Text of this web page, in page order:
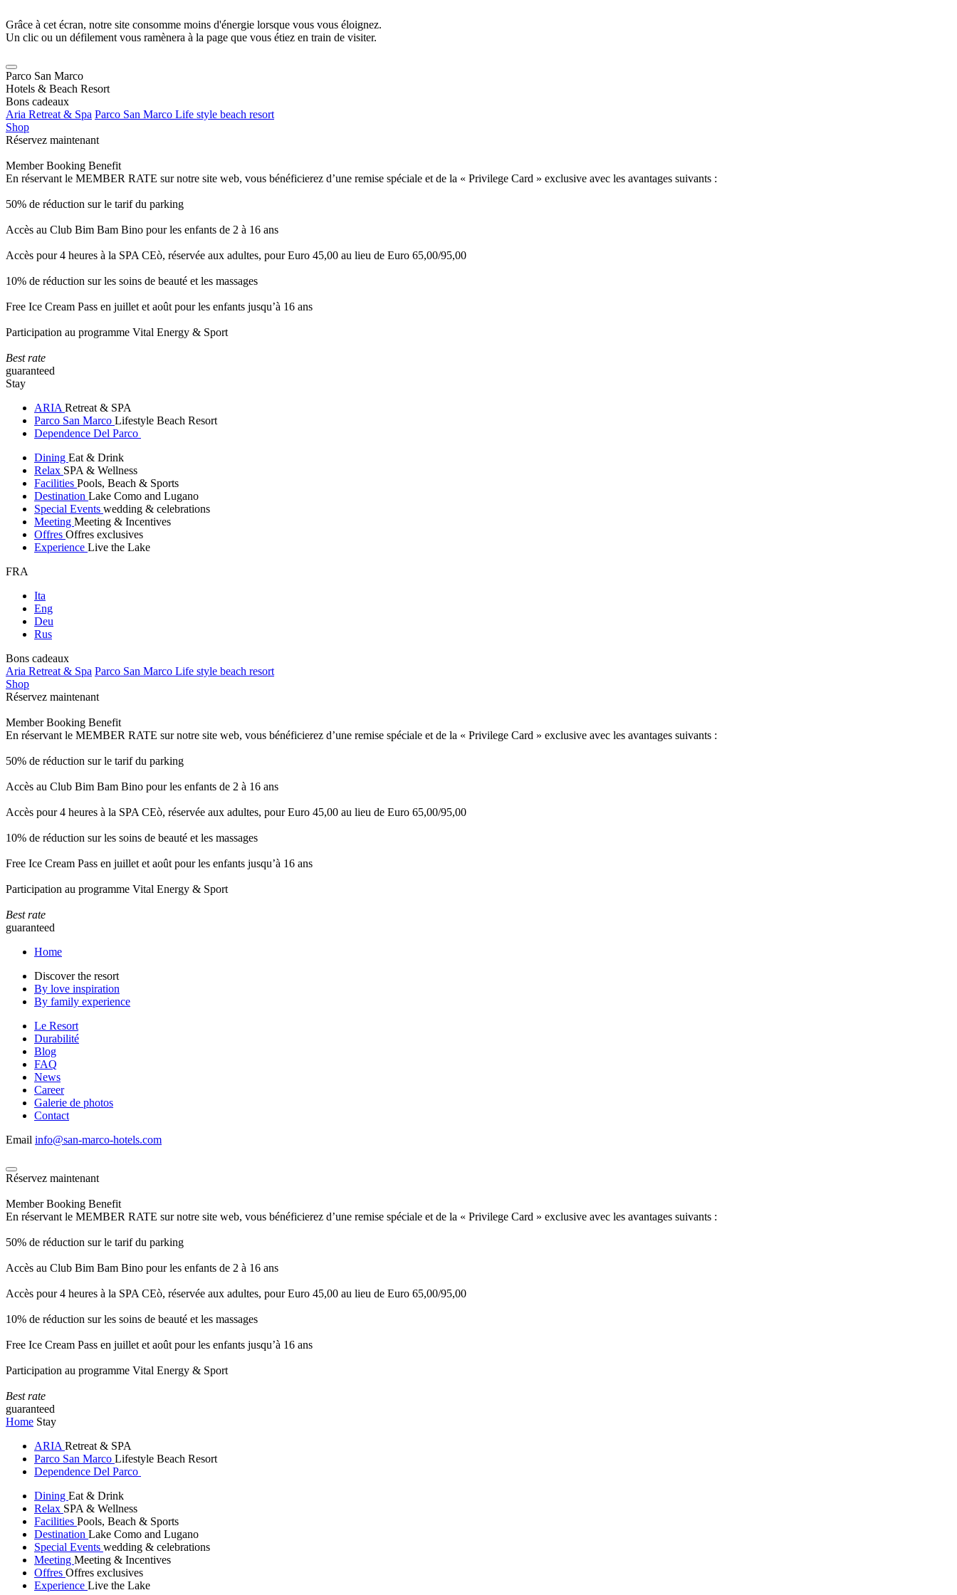
Grâce à cet écran, notre site consomme moins d'énergie lorsque vous vous éloignez.
Un clic ou un défilement vous ramènera à la page que vous étiez en train de visiter.
Parco San Marco
Hotels & Beach Resort
Bons cadeaux
Aria Retreat & Spa Parco San Marco Life style beach resort
Shop
Réservez maintenant
Member Booking Benefit
En réservant le MEMBER RATE sur notre site web, vous bénéficierez d’une remise spéciale et de la « Privilege Card » exclusive avec les avantages suivants :
50% de réduction sur le tarif du parking
Accès au Club Bim Bam Bino pour les enfants de 2 à 16 ans
Accès pour 4 heures à la SPA CEò, réservée aux adultes, pour Euro 45,00 au lieu de Euro 65,00/95,00
10% de réduction sur les soins de beauté et les massages
Free Ice Cream Pass en juillet et août pour les enfants jusqu’à 16 ans
Participation au programme Vital Energy & Sport
Best rate
guaranteed
Stay
ARIA Retreat & SPA
Parco San Marco Lifestyle Beach Resort
Dependence Del Parco
Dining Eat & Drink
Relax SPA & Wellness
Facilities Pools, Beach & Sports
Destination Lake Como and Lugano
Special Events wedding & celebrations
Meeting Meeting & Incentives
Offres Offres exclusives
Experience Live the Lake
FRA
Ita
Eng
Deu
Rus
Bons cadeaux
Aria Retreat & Spa Parco San Marco Life style beach resort
Shop
Réservez maintenant
Member Booking Benefit
En réservant le MEMBER RATE sur notre site web, vous bénéficierez d’une remise spéciale et de la « Privilege Card » exclusive avec les avantages suivants :
50% de réduction sur le tarif du parking
Accès au Club Bim Bam Bino pour les enfants de 2 à 16 ans
Accès pour 4 heures à la SPA CEò, réservée aux adultes, pour Euro 45,00 au lieu de Euro 65,00/95,00
10% de réduction sur les soins de beauté et les massages
Free Ice Cream Pass en juillet et août pour les enfants jusqu’à 16 ans
Participation au programme Vital Energy & Sport
Best rate
guaranteed
Home
Discover the resort
By love inspiration
By family experience
Le Resort
Durabilité
Blog
FAQ
News
Career
Galerie de photos
Contact
Email info@san-marco-hotels.com
Réservez maintenant
Member Booking Benefit
En réservant le MEMBER RATE sur notre site web, vous bénéficierez d’une remise spéciale et de la « Privilege Card » exclusive avec les avantages suivants :
50% de réduction sur le tarif du parking
Accès au Club Bim Bam Bino pour les enfants de 2 à 16 ans
Accès pour 4 heures à la SPA CEò, réservée aux adultes, pour Euro 45,00 au lieu de Euro 65,00/95,00
10% de réduction sur les soins de beauté et les massages
Free Ice Cream Pass en juillet et août pour les enfants jusqu’à 16 ans
Participation au programme Vital Energy & Sport
Best rate
guaranteed
Home Stay
ARIA Retreat & SPA
Parco San Marco Lifestyle Beach Resort
Dependence Del Parco
Dining Eat & Drink
Relax SPA & Wellness
Facilities Pools, Beach & Sports
Destination Lake Como and Lugano
Special Events wedding & celebrations
Meeting Meeting & Incentives
Offres Offres exclusives
Experience Live the Lake